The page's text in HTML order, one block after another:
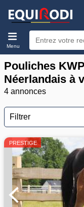
Menu
Pouliches
Néerlandais à
4 annonces
Filtrer
PRESTIGE